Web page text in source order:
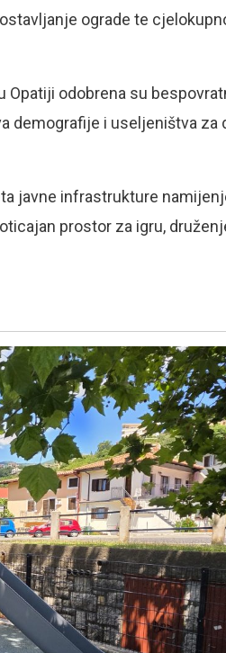
ograde te
Opatiji odobrena su
demografije i useljeništva za
javne infrastrukture
prostor za igru,